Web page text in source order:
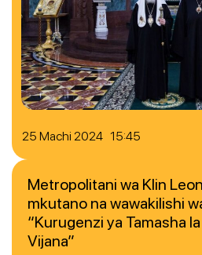
25 Machi 2024 15:45
Metropolitani wa Klin
mkutano na wawakilishi
“Kurugenzi ya Tamasha
Vijana”